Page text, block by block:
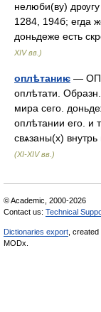
нелюби(ву)
1284, 194б; егда
доньдеже есть
XIV вв.)
оплѣтаниѥ —
оплѣтати.
мира сего.
оплѣтании его. и
свѧзаны(х)
(XI-XIV вв.)
© Academic, 2000-2026
Contact us: Technical
Dictionaries export ,
MODx.